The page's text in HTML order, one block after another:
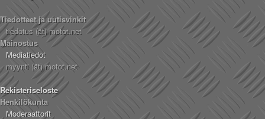
Tiedotteet ja uutisvinkit
tiedotus (ät) motot.net
Mainostus
Mediatiedot
myynti (ät) motot.net
Rekisteriseloste
Henkilökunta
Moderaattorit